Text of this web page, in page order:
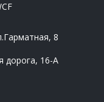
8
дорога, 16-А